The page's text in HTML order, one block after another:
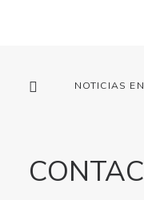
NOTICIAS